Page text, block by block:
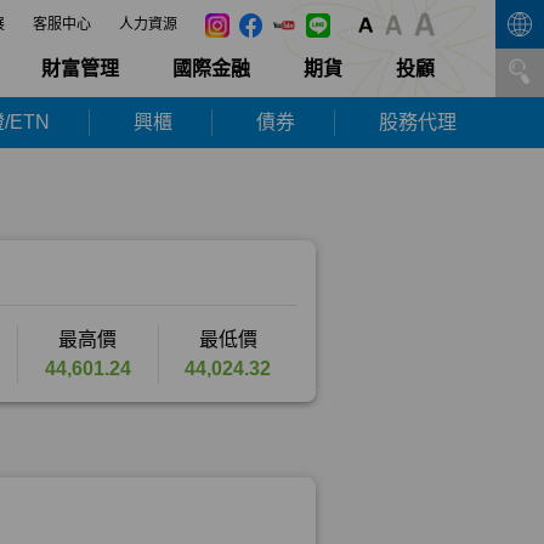
客服中心 人力資源
財富管理 國際金融 期貨 投顧
ETN 興櫃 債券 股務代理